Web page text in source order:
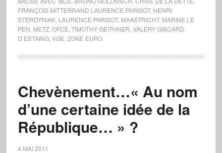
FRANÇOIS MITTERRAND LAURENCE PARISOT, HENRI
STERDYNIAK, LAURENCE PARISOT, MAASTRICHT, MARINE LE
PEN METZ, OFCE TIMOTHY GEITHNER VALÉRY GISCARD
D’ESTAING, VGE ZONE EURO
Chevènement…« Au nom
d’une certaine idée de la
République… » ?
4 MAI 2011